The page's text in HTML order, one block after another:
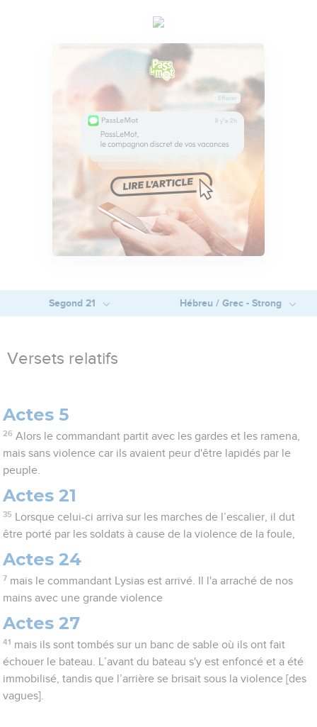
Segond 21 Hébreu / Grec - Strong
Versets relatifs
Actes 5
26 Alors le commandant partit avec les gardes et les ramena,
mais sans violence car ils avaient peur d'être lapidés par le
peuple.
Actes 21
35
Lorsque celui-ci arriva sur les marches de l’escalier, il dut
être porté par les soldats à cause de la violence de la foule,
Actes 24
7 mais le commandant Lysias est arrivé. Il l'a arraché de nos
mains avec une grande violence
Actes 27
41 mais ils sont tombés sur un banc de sable où ils ont fait
échouer le bateau. L’avant du bateau s'y est enfoncé et a été
immobilisé, tandis que l’arrière se brisait sous la violence [des
vagues].